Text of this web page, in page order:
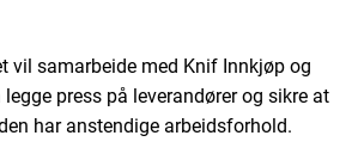
vil samarbeide med Knif Innkjøp og
press på leverandører og sikre at
har anstendige arbeidsforhold.